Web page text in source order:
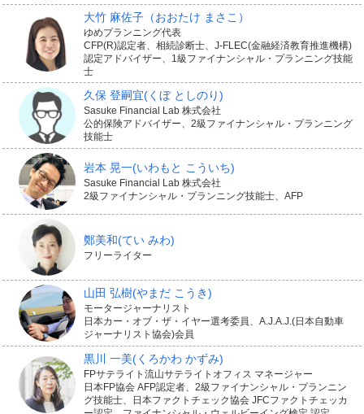
大竹 麻佐子 （おおたけ まさこ）
ゆめプランニング代表
CFP(R)認定者、相続診断士、J-FLEC(金融経済教育推進機構)
認定アドバイザー、1級ファイナンシャル・プランニング技能
士
久保 登嗣宜(くぼ としのり)
Sasuke Financial Lab 株式会社
公的保険アドバイザー、2級ファイナンシャル・プランニング
技能士
岩本 晃一(いわもと こういち)
Sasuke Financial Lab 株式会社
2級ファイナンシャル・プランニング技能士、AFP
鄭美和(てい みわ)
フリーライター
山田 弘樹(やまだ こうき)
モータージャーナリスト
日本カー・オブ・ザ・イヤー選考委員、A.J.A.J.(日本自動車
ジャーナリスト協会)会員
黒川 一美(くろかわ かずみ)
FPサテライト流山サテライトオフィス マネージャー
日本FP協会 AFP認定者、2級ファイナンシャル・プランニン
グ技能士、日本ファクトチェック協会 JFCファクトチェッカ